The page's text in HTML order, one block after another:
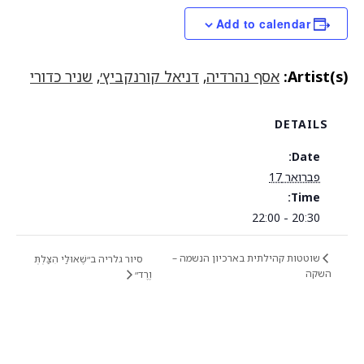
Add to calendar
Artist(s): אסף נהרדיה, דניאל קורנקביץ׳, שניר כדורי
DETAILS
Date:
פברואר 17
Time:
20:30 - 22:00
שוטטות קהילתית בארכיון הנשמה –
השקה
סיור גלריה ב״שֶׁאוּלַי הִצַּלְתְּ
וֶרֶד״